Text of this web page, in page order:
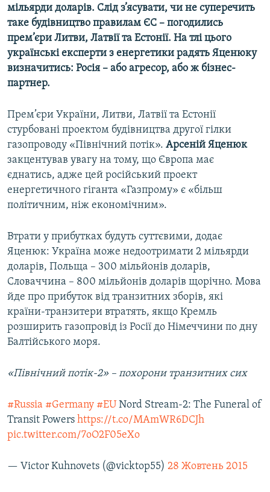
мільярди доларів. Слід з’ясувати, чи не суперечить
таке будівництво правилам ЄС – погодились
прем’єри Литви, Латвії та Естонії. На тлі цього
українські експерти з енергетики радять Яценюку
визначитись: Росія – або агресор, або ж бізнес-
партнер.
Прем’єри України, Литви, Латвії та Естонії
стурбовані проектом будівництва другої гілки
газопроводу «Північний потік». Арсеній Яценюк
закцентував увагу на тому, що Європа має
єднатись, адже цей російський проект
енергетичного гіганта «Газпрому» є «більш
політичним, ніж економічним».
Втрати у прибутках будуть суттєвими, додає
Яценюк: Україна може недоотримати 2 мільярди
доларів, Польща – 300 мільйонів доларів,
Словаччина – 800 мільйонів доларів щорічно. Мова
йде про прибуток від транзитних зборів, які
країни-транзитери втратять, якщо Кремль
розширить газопровід із Росії до Німеччини по дну
Балтійського моря.
«Північний потік-2» – похорони транзитних сих
#Russia #Germany #EU Nord Stream-2: The Funeral of
Transit Powers https://t.co/MAmWR6DCJh
pic.twitter.com/7oO2F05eXo
— Victor Kuhnovets (@vicktop55) 28 Жовтень 2015